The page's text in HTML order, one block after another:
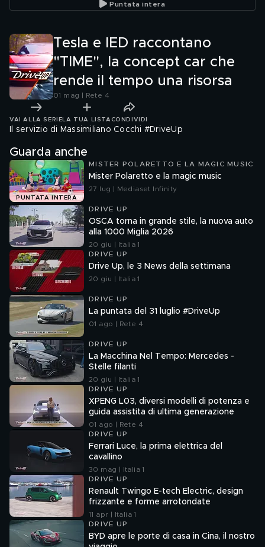
Puntata intera
Tesla e IED raccontano
"TIME", la concept car che
rende il tempo una risorsa
01 mag | Rete 4
VAI ALLA SERIE LA TUA LISTA CONDIVIDI
Il servizio di Massimiliano Cocchi #DriveUp
Guarda anche
PUNTATA INTERA
MISTER POLARETTO E LA MAGIC MUSIC
Mister Polaretto e la magic music
27 lug | Mediaset Infinity
DRIVE UP
OSCA torna in grande stile, la nuova auto
alla 1000 Miglia 2026
20 giu | Italia 1
DRIVE UP
Drive Up, le 3 News della settimana
20 giu | Italia 1
DRIVE UP
La puntata del 31 luglio #DriveUp
01 ago | Rete 4
DRIVE UP
La Macchina Nel Tempo: Mercedes -
Stelle filanti
20 giu | Italia 1
DRIVE UP
XPENG L03, diversi modelli di potenza e
guida assistita di ultima generazione
01 ago | Rete 4
DRIVE UP
Ferrari Luce, la prima elettrica del
cavallino
30 mag | Italia 1
DRIVE UP
Renault Twingo E-tech Electric, design
frizzante e forme arrotondate
11 apr | Italia 1
DRIVE UP
BYD apre le porte di casa in Cina, il nostro